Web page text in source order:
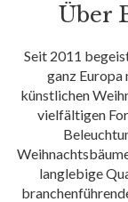
Über
Seit 2011
ganz Europa
künstlichen
vielfältigen
langlebige